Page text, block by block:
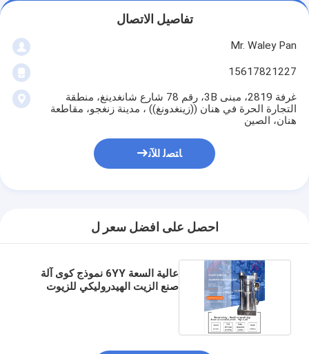
تفاصيل الاتصال
Mr. Waley Pan
15617821227
غرفة 2819، مبنى 3B، رقم 78 شارع شانغدينغ، منطقة
التجارة الحرة في هنان ((زينغدونغ)) ، مدينة زنغجو، مقاطعة
هنان، الصين
ﺎﺘﺼﻟ ﺍﻶﻧ
احصل على افضل سعر ل
عالية السعة 6YY نموذج كوى آلة
صنع الزيت الهيدروليكي للزيوت